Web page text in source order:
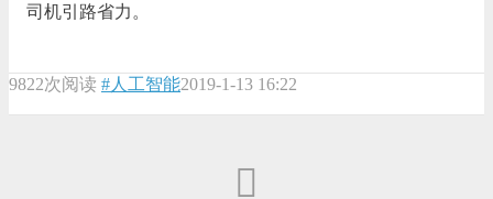
司机引路省力。
9822次阅读 #人工智能2019-1-13 16:22